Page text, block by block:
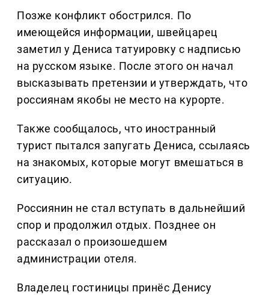
Позже конфликт обострился. По
имеющейся информации, швейцарец
заметил у Дениса татуировку с надписью
на русском языке. После этого он начал
высказывать претензии и утверждать, что
россиянам якобы не место на курорте.
Также сообщалось, что иностранный
турист пытался запугать Дениса, ссылаясь
на знакомых, которые могут вмешаться в
ситуацию.
Россиянин не стал вступать в дальнейший
спор и продолжил отдых. Позднее он
рассказал о произошедшем
администрации отеля.
Владелец гостиницы принёс Денису